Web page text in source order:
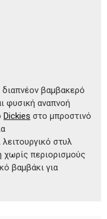
βαμβακερό
φυσική αναπνοή
Dickies στο μπροστινό
λειτουργικό στυλ
χωρίς περιορισμούς
βαμβάκι για